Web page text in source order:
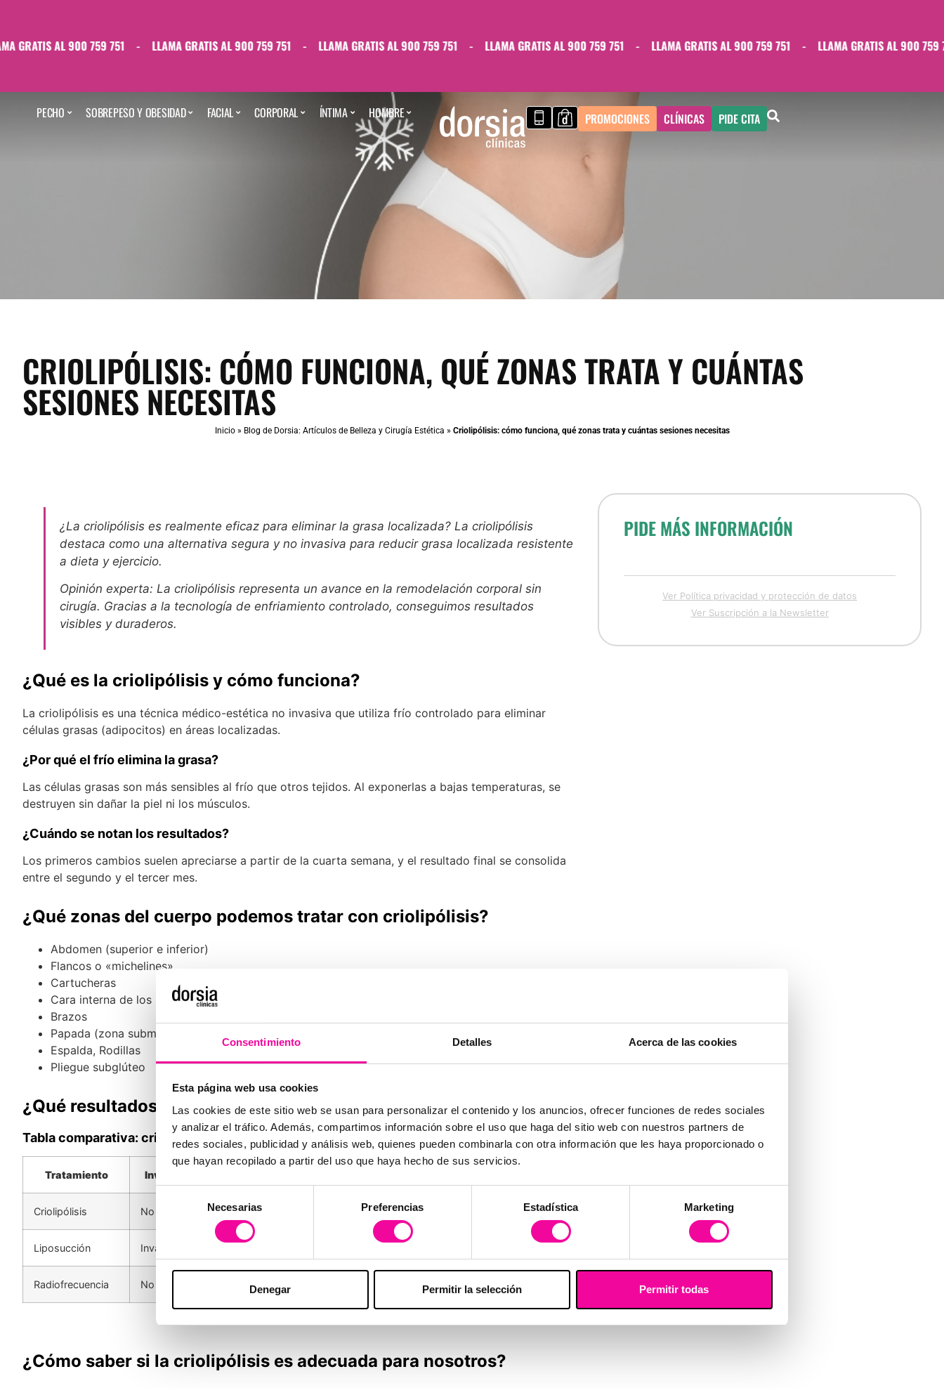
Consentimiento Detalles Acerca de las cookies
Esta página web usa cookies
Las cookies de este sitio web se usan para personalizar el contenido y los anuncios, ofrecer funciones de redes sociales
y analizar el tráfico. Además, compartimos información sobre el uso que haga del sitio web con nuestros partners de
redes sociales, publicidad y análisis web, quienes pueden combinarla con otra información que les haya proporcionado o
que hayan recopilado a partir del uso que haya hecho de sus servicios.
Selección
consentimiento
Necesarias Preferencias Estadística Marketing
Denegar Permitir la selección Permitir todas
AL 900 759 751 - LLAMA GRATIS AL 900 759 751 - LLAMA GRATIS AL 900 759 751 - LLAMA GRATIS AL 900 759 751 - LLAMA GRATIS AL 900 759 751 - LLAMA GRATIS AL 900 759 751
PECHO SOBREPESO Y OBESIDAD FACIAL CORPORAL ÍNTIMA HOMBRE PROMOCIONES CLÍNICAS PIDE CITA
CRIOLIPÓLISIS: CÓMO FUNCIONA, QUÉ ZONAS TRATA Y CUÁNTAS
SESIONES NECESITAS
Inicio» Blog de Dorsia: Artículos de Belleza y Cirugía Estética » Criolipólisis: cómo funciona, qué zonas trata y cuántas sesiones necesitas
¿La criolipólisis es realmente eficaz para eliminar la grasa localizada? La criolipólisis
destaca como una alternativa segura y no invasiva para reducir grasa localizada resistente
a dieta y ejercicio.
Opinión experta: La criolipólisis representa un avance en la remodelación corporal sin
cirugía. Gracias a la tecnología de enfriamiento controlado, conseguimos resultados
visibles y duraderos.
¿Qué es la criolipólisis y cómo funciona?
La criolipólisis es una técnica médico-estética no invasiva que utiliza frío controlado para eliminar
células grasas (adipocitos) en áreas localizadas.
¿Por qué el frío elimina la grasa?
Las células grasas son más sensibles al frío que otros tejidos. Al exponerlas a bajas temperaturas, se
destruyen sin dañar la piel ni los músculos.
¿Cuándo se notan los resultados?
Los primeros cambios suelen apreciarse a partir de la cuarta semana, y el resultado final se consolida
entre el segundo y el tercer mes.
¿Qué zonas del cuerpo podemos tratar con criolipólisis?
Abdomen (superior e inferior)
Flancos o «michelines»
Cartucheras
Cara interna de los muslos
Brazos
Papada (zona submental)
Espalda, Rodillas
Pliegue subglúteo
¿Qué resultados y beneficios podemos esperar?
Tabla comparativa: criolipólisis vs. alternativas
Tratamiento Invasividad
Criolipólisis No invasivo Inmediata 1-3 meses Grasa localizada, IMC normal
Liposucción Invasivo
Radiofrecuencia No invasivo Inmediata Flacidez leve, celulitis
¿Cómo saber si la criolipólisis es adecuada para nosotros?
PIDE MÁS INFORMACIÓN
Ver Política privacidad y protección de datos
Ver Suscripción a la Newsletter